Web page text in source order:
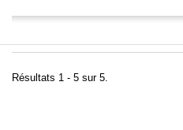
Résultats 1 - 5 sur 5.